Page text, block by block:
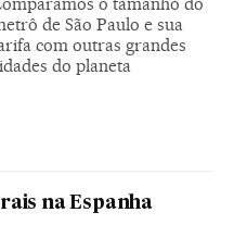
de São Paulo e sua
com outras grandes
do planeta
na Espanha